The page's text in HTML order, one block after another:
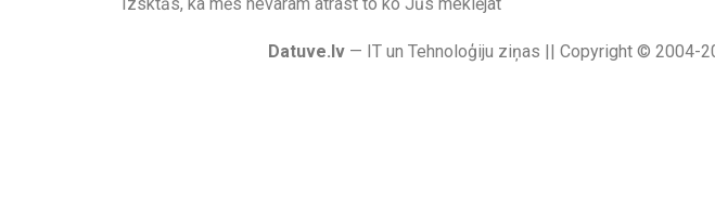
Datuve.lv — IT un Tehnoloģiju ziņas || Copyright © 2004-